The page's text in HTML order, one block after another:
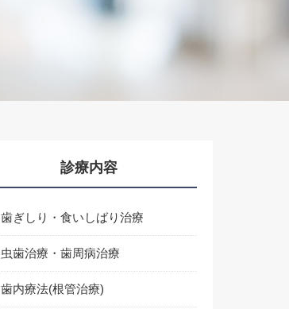
診療内容
歯ぎしり・食いしばり治療
虫歯治療・歯周病治療
歯内療法(根管治療)